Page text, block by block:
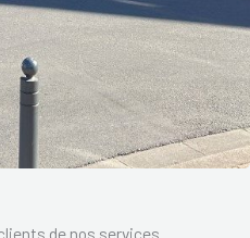
de nos services